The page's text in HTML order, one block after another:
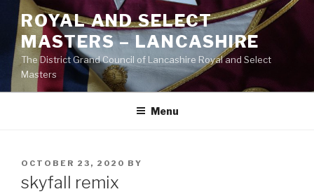
Skip
content
ROYAL AND SELECT
MASTERS – LANCASHIRE
The District Grand Council of Lancashire Royal and Select
Masters
Menu
POSTED
ON
OCTOBER 23, 2020 BY
skyfall remix